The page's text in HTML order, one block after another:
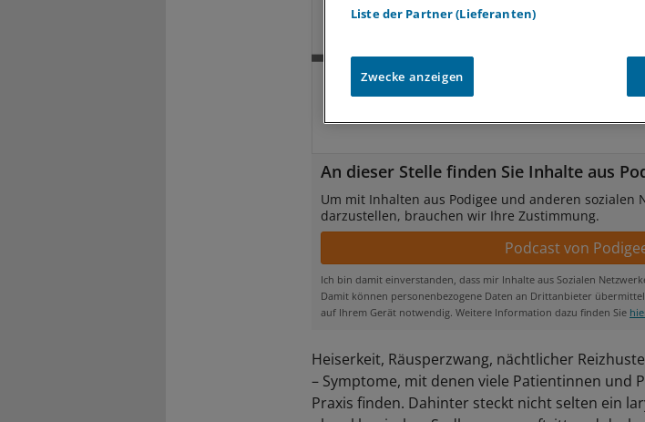
An dieser Stelle finden Sie Inhalte aus
Um mit Inhalten aus Podigee und anderen sozialen
darzustellen, brauchen wir Ihre Zustimmung.
Ich bin damit einverstanden, dass mir Inhalte aus Sozialen
Damit können personenbezogene Daten an Drittanbieter
auf Ihrem Gerät notwendig. Weitere Information dazu finden Sie
Heiserkeit, Räusperzwang, nächtlicher
– Symptome, mit denen viele Patientinnen und
Praxis finden. Dahinter steckt nicht selten ein
Liste der Partner (Lieferanten)
Zwecke anzeigen